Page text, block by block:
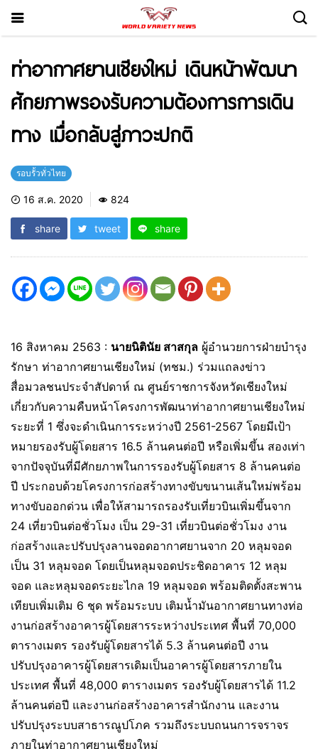
ท่าอากาศยานเชียงใหม่ เดินหน้าพัฒนา
ศักยภาพรองรับความต้องการการเดิน
ทาง เมื่อกลับสู่ภาวะปกติ
รอบรั้วทั่วไทย
16 ส.ค. 2020 824
share tweet share
16 สิงหาคม 2563 : นายนิตินัย สาสกุล ผู้อำนวยการฝ่ายบำรุง
รักษา ท่าอากาศยานเชียงใหม่ (ทชม.) ร่วมแถลงข่าว
สื่อมวลชนประจำสัปดาห์ ณ ศูนย์ราชการจังหวัดเชียงใหม่
เกี่ยวกับความคืบหน้าโครงการพัฒนาท่าอากาศยานเชียงใหม่
ระยะที่ 1 ซึ่งจะดำเนินการระหว่างปี 2561-2567 โดยมีเป้า
หมายรองรับผู้โดยสาร 16.5 ล้านคนต่อปี หรือเพิ่มขึ้น สองเท่า
จากปัจจุบันที่มีศักยภาพในการรองรับผู้โดยสาร 8 ล้านคนต่อ
ปี ประกอบด้วยโครงการก่อสร้างทางขับขนานเส้นใหม่พร้อม
ทางขับออกด่วน เพื่อให้สามารถรองรับเที่ยวบินเพิ่มขึ้นจาก
24 เที่ยวบินต่อชั่วโมง เป็น 29-31 เที่ยวบินต่อชั่วโมง งาน
ก่อสร้างและปรับปรุงลานจอดอากาศยานจาก 20 หลุมจอด
เป็น 31 หลุมจอด โดยเป็นหลุมจอดประชิดอาคาร 12 หลุม
จอด และหลุมจอดระยะไกล 19 หลุมจอด พร้อมติดตั้งสะพาน
เทียบเพิ่มเติม 6 ชุด พร้อมระบบ เติมน้ำมันอากาศยานทางท่อ
งานก่อสร้างอาคารผู้โดยสารระหว่างประเทศ พื้นที่ 70,000
ตารางเมตร รองรับผู้โดยสารได้ 5.3 ล้านคนต่อปี งาน
ปรับปรุงอาคารผู้โดยสารเดิมเป็นอาคารผู้โดยสารภายใน
ประเทศ พื้นที่ 48,000 ตารางเมตร รองรับผู้โดยสารได้ 11.2
ล้านคนต่อปี และงานก่อสร้างอาคารสำนักงาน และงาน
ปรับปรุงระบบสาธารณูปโภค รวมถึงระบบถนนการจราจร
ภายในท่าอากาศยานเชียงใหม่